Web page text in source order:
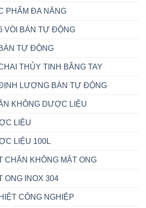
PHẨM ĐA NĂNG
VÒI BÁN TỰ ĐỘNG
TỰ ĐỘNG
THỦY TINH BẰNG TAY
LƯỢNG BÁN TỰ ĐỘNG
KHÔNG DƯỢC LIỆU
LIỆU
LIỆU 100L
CHÂN KHÔNG MẬT ONG
ONG INOX 304
CÔNG NGHIỆP